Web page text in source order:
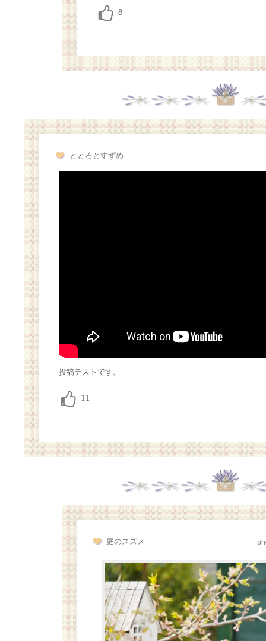
ととろとすずめ
投稿テストです。
庭のスズメ